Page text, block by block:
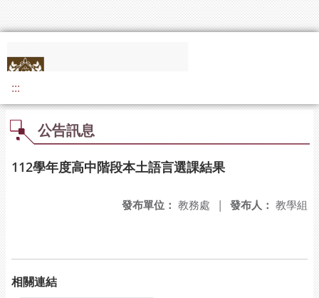
:::
公告訊息
112學年度高中階段本土語言選課結果
發布人： 教學組
發布單位： 教務處 |
相關連結